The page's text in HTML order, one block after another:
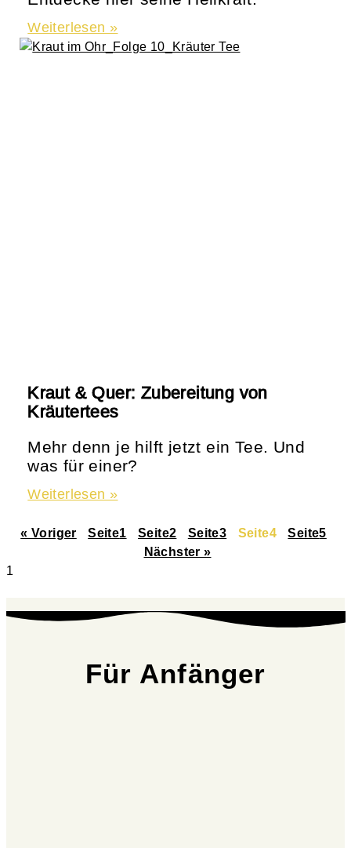
Weiterlesen »
Kraut & Quer: Zubereitung von
Kräutertees
Mehr denn je hilft jetzt ein Tee. Und
was für einer?
Weiterlesen »
« Voriger Seite1 Seite2 Seite3 Seite4 Seite5
Nächster »
Für Anfänger